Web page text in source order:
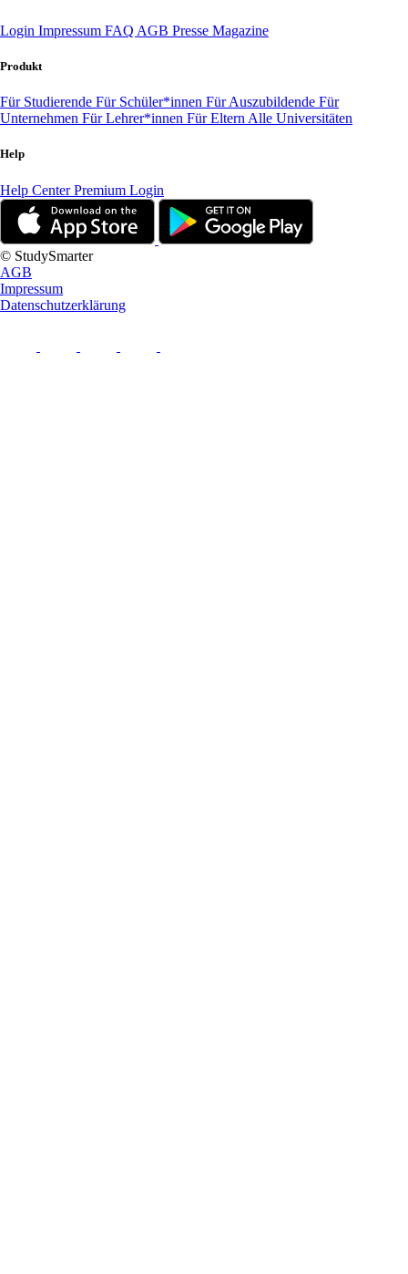
Login Impressum FAQ AGB Presse Magazine
Produkt
Für Studierende Für Schüler*innen Für Auszubildende Für
Unternehmen Für Lehrer*innen Für Eltern Alle Universitäten
Help
Help CenterPremium Login
© StudySmarter
AGB
Impressum
Datenschutzerklärung